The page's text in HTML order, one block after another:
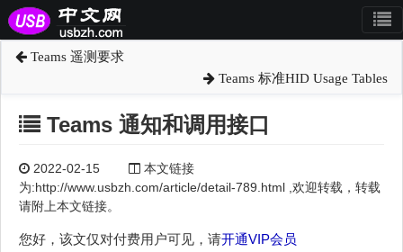
Teams 遥测要求
Teams 标准HID Usage Tables
Teams 通知和调用接口
2022-02-15
本文链接
为:http://www.usbzh.com/article/detail-789.html ,欢迎转载，转载
请附上本文链接。
您好，该文仅对付费用户可见，请开通VIP会员